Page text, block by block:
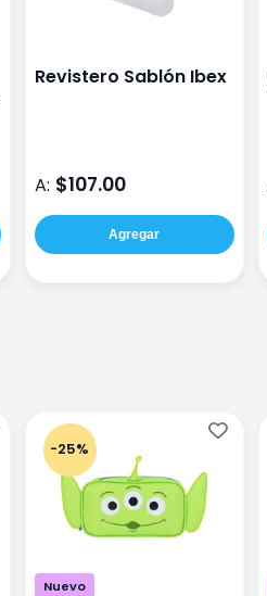
Revistero Sablón Ibex
A: $107.00
Agregar
-25%
Nuevo